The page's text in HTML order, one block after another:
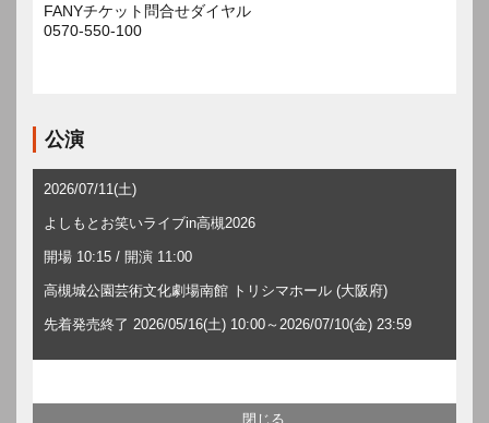
FANYチケット問合せダイヤル
0570-550-100
公演
2026/07/11(土)
よしもとお笑いライブin高槻2026
開場 10:15 / 開演 11:00
高槻城公園芸術文化劇場南館 トリシマホール (大阪府)
先着発売終了 2026/05/16(土) 10:00～2026/07/10(金) 23:59